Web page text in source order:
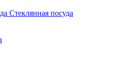
Стеклянная посуда